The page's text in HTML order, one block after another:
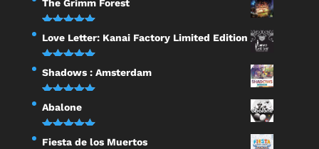
sur 5
The Grimm Forest
Note 5.00
sur 5
Love Letter: Kanai Factory Limited Edition
Note5.00
sur 5
Shadows : Amsterdam
Note5.00
sur 5
Abalone
Note5.00
Fiesta de los Muertos